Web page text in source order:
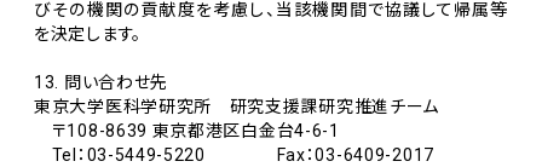
びその機関の貢献度を考慮し、当該機関間で協議して帰属等
を決定します。
13. 問い合わせ先
東京大学医科学研究所 研究支援課研究推進チーム
〒108-8639 東京都港区白金台4-6-1
Tel：03-5449-5220 Fax：03-6409-2017